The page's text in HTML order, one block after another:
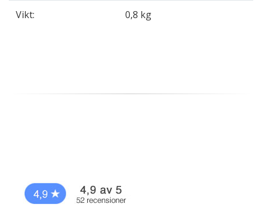
Vikt: 0,8 kg